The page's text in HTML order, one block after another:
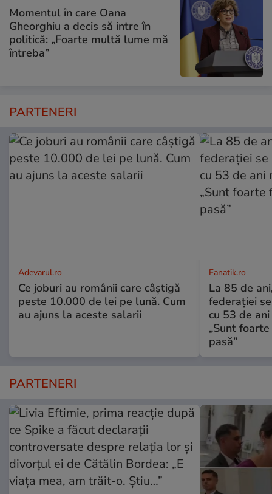
Momentul în care Oana
Gheorghiu a decis să intre în
politică: „Foarte multă lume mă
întreba”
PARTENERI
Adevarul.ro
Ce joburi au românii care câștigă
peste 10.000 de lei pe lună. Cum
au ajuns la aceste salarii
Fanatik.ro
La 85 de
federației
cu 53 de
„Sunt
pasă”
PARTENERI